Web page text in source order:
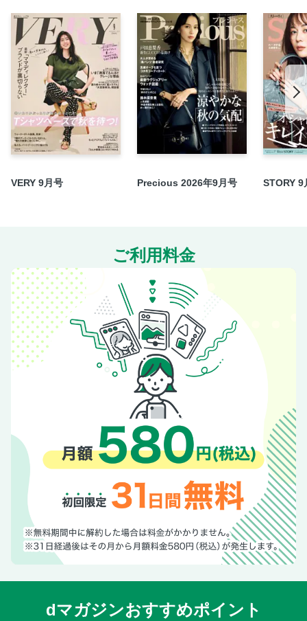
VERY 9月号 Precious 2026年9月号 STORY 9
ご利用料金
dマガジンおすすめポイント